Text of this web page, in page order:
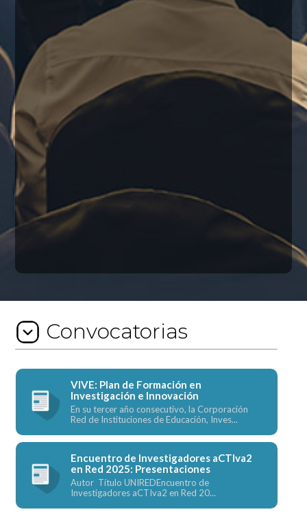
Convocatorias
VIVE: Plan de Formación en
Investigación e Innovación
En su tercer año consecutivo, la Corporación
Red de Instituciones de Educación, Inves...
Encuentro de Investigadores aCTIva2
en Red 2025: Presentaciones
Autor Título UNIREDEncuentro de
Investigadores aCTIva2 en Red 20...